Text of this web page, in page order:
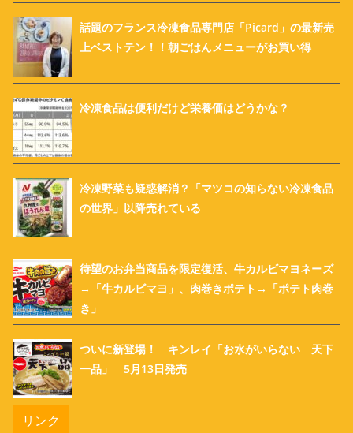
話題のフランス冷凍食品専門店「Picard」の最新売
上ベストテン！！朝ごはんメニューがお買い得
冷凍食品は便利だけど栄養価はどうかな？
冷凍野菜も疑惑解消？「マツコの知らない冷凍食品
の世界」以降売れている
待望のお弁当商品を限定復活、牛カルビマヨネーズ
→「牛カルビマヨ」、肉巻きポテト→「ポテト肉巻
き」
ついに新登場！ キンレイ「お水がいらない 天下
一品」 5月13日発売
リンク